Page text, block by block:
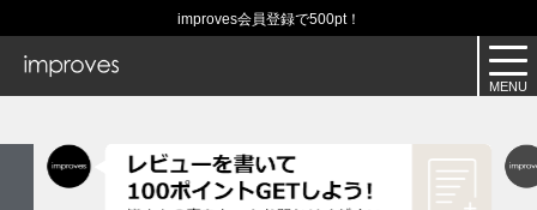
improves会員登録で500pt！